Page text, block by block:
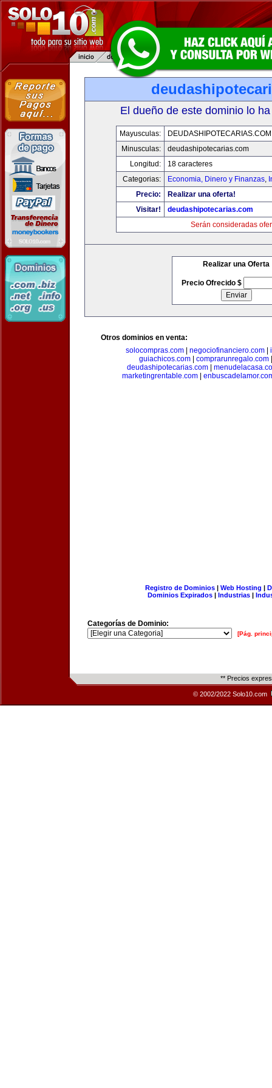
El dueño de este dominio lo
Mayusculas:
DEUDASHIPOTECARIAS.COM
Minusculas:
deudashipotecarias.com
Longitud:
18 caracteres
Categorias:
Economia, Dinero y Finanzas,
Precio:
Realizar una oferta!
Visitar!
deudashipotecarias.com
Serán consideradas
Realizar una Oferta
Precio Ofrecido $
Otros dominios en venta:
solocompras.com| negociofinanciero.com|
guiachicos.com
comprarunregalo.com
deudashipotecarias.com|
marketingrentable.com|
Registro de Dominios| Web Hosting |
Dominios Expirados | Industrias |
Categorías de Dominio:
[Pág.
** Precios
© 2002/2022 Solo10.com